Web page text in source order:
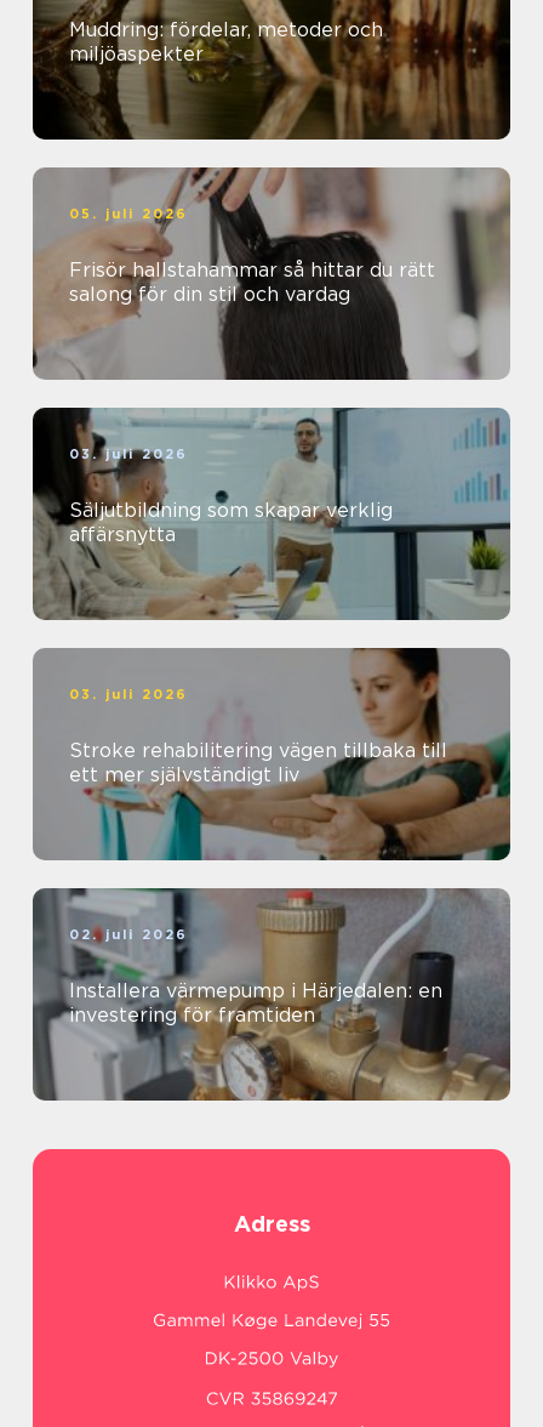
Muddring: fördelar, metoder och
miljöaspekter
05. juli 2026
Frisör hallstahammar så hittar du rätt
salong för din stil och vardag
03. juli 2026
Säljutbildning som skapar verklig
affärsnytta
03. juli 2026
Stroke rehabilitering vägen tillbaka till
ett mer självständigt liv
02. juli 2026
Installera värmepump i Härjedalen: en
investering för framtiden
Adress